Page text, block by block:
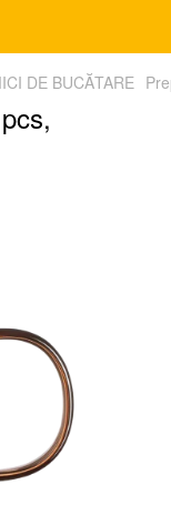
DE BUCĂTARE